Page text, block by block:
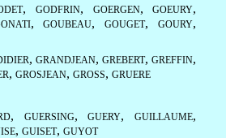
, GODFRIN, GOERGEN,GOEURY,
,GOUBEAU,GOUGET,GOURY,
, GRANDJEAN,GREBERT,GREFFIN,
, GROSJEAN, GROSS, GRUERE
, GUERSING,GUERY,GUILLAUME,
, GUISET, GUYOT